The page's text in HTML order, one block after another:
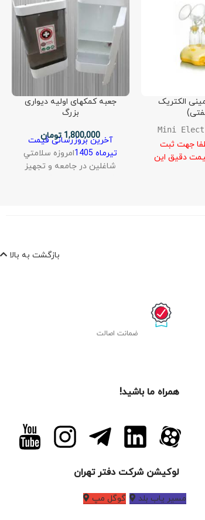
الکتریک
Mini
جهت ثبت
دقیق این
جعبه کمکهای اولیه دیواری
بزرگ
1,800,000 تومان
آخرین بروزرسانی قیمت
تیرماه 1405
امروزه سلامتي
شاغلين در جامعه و تجهيز
جعبه كه قابليت تغيير
يك جفت دستكش جراحي،
شما در صورت تمايل مي‌توانيد
لطفا جهت ثبت سفارش
و قیمت دقیق این محصول، کد
شناسه محصول را به شماره
روبیکا یا پیامک ارسال کنید
بازگشت به بالا
ﺿﻤﺎﻧﺖ اصالت
همراه ما باشید!
لوکیشن شرکت دفتر تهران
مسیر یاب بلد گوگل مپ